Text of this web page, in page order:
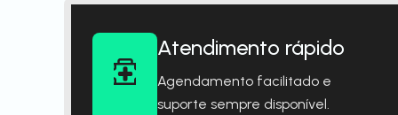
Atendimento rápido
Agendamento facilitado e
suporte sempre disponível.